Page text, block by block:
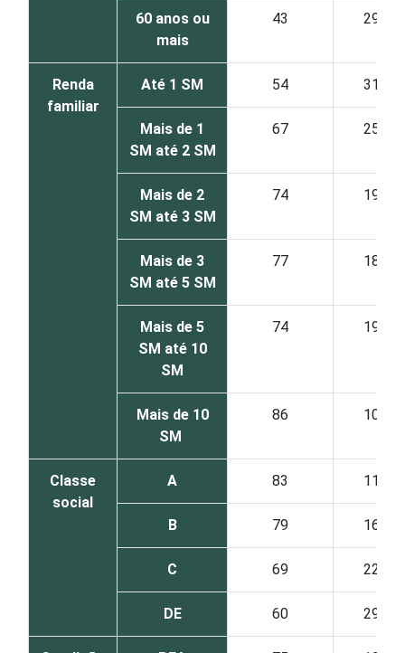
60 anos ou
mais
43 29
Renda
familiar
Até 1 SM 54 31
Mais de 1
SM até 2 SM
67 25
Mais de 2
SM até 3 SM
74 19
Mais de 3
SM até 5 SM
77 18
Mais de 5
SM até 10
SM
74 19
Mais de 10
SM
86 10
Classe
social
A 83 11
B 79 16
C 69 22
DE 60 29